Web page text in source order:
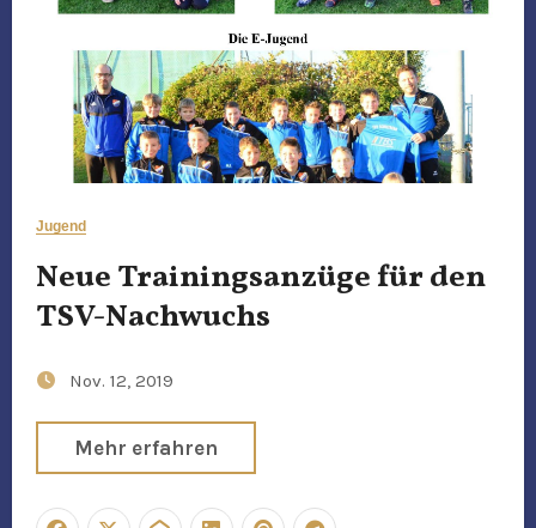
Jugend
Neue Trainingsanzüge für den
TSV-Nachwuchs
Nov. 12, 2019
Mehr erfahren